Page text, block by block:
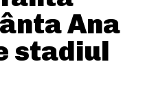
Ana
stadiul